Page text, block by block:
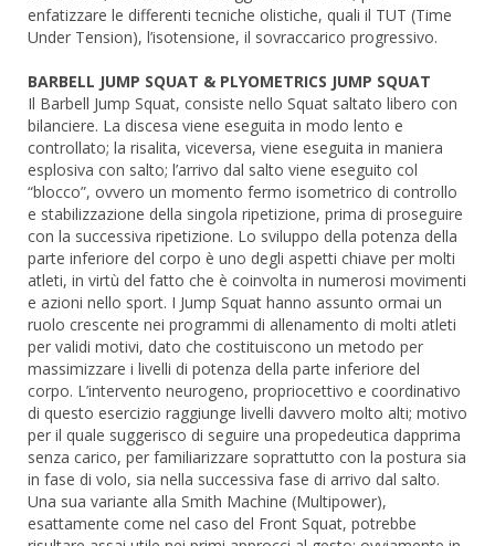
enfatizzare le differenti tecniche olistiche, quali il TUT (Time
Under Tension), l’isotensione, il sovraccarico progressivo.
BARBELL JUMP SQUAT & PLYOMETRICS JUMP SQUAT
Il Barbell Jump Squat, consiste nello Squat saltato libero con
bilanciere. La discesa viene eseguita in modo lento e
controllato; la risalita, viceversa, viene eseguita in maniera
esplosiva con salto; l’arrivo dal salto viene eseguito col
“blocco”, ovvero un momento fermo isometrico di controllo
e stabilizzazione della singola ripetizione, prima di proseguire
con la successiva ripetizione. Lo sviluppo della potenza della
parte inferiore del corpo è uno degli aspetti chiave per molti
atleti, in virtù del fatto che è coinvolta in numerosi movimenti
e azioni nello sport. I Jump Squat hanno assunto ormai un
ruolo crescente nei programmi di allenamento di molti atleti
per validi motivi, dato che costituiscono un metodo per
massimizzare i livelli di potenza della parte inferiore del
corpo. L’intervento neurogeno, propriocettivo e coordinativo
di questo esercizio raggiunge livelli davvero molto alti; motivo
per il quale suggerisco di seguire una propedeutica dapprima
senza carico, per familiarizzare soprattutto con la postura sia
in fase di volo, sia nella successiva fase di arrivo dal salto.
Una sua variante alla Smith Machine (Multipower),
esattamente come nel caso del Front Squat, potrebbe